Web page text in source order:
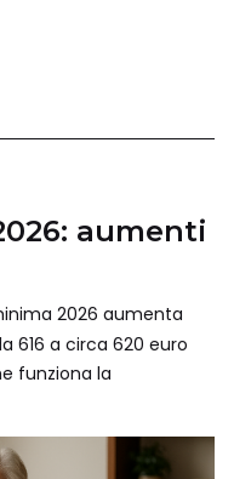
aumenti
2026 aumenta
616 a circa 620 euro
funziona la